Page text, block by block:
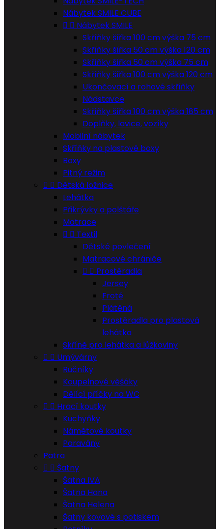
Nábytek SMILE CUBE
  Nábytek SMILE
Skříňky šířka 100 cm výška 75 cm
Skříňky šířka 50 cm výška 120 cm
Skříňky šířka 50 cm výška 75 cm
Skříňky šířka 100 cm výška 120 cm
Ukončovací a rohové skříňky
Nádstavce
Skříňky šířka 100 cm výška 185 cm
Doplňky, lavice, vozíky
Mobilní nábytek
Skříňky na plastové boxy
Boxy
Pitný režim
  Dětská ložnice
Lehátka
Přikrývky a polštáře
Matrace
  Textil
Dětské povlečení
Matracové chrániče
  Prostěradla
Jersey
Froté
Plátěná
Prostěradla pro plastová
lehátka
Skříně pro lehátka a lůžkoviny
  Umývárny
Ručníky
Koupelnové věšáky
Dělící příčky na WC
  Hrací koutky
Kuchyňky
Námětové koutky
Paravány
Patra
  Šatny
Šatna IVA
Šatna Hana
Šatna Helena
Šatny kovové s potiskem